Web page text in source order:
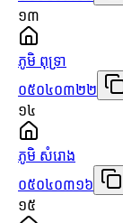
១៣
ភូមិ ពុទ្រា
០៥០៤០៣២២
១៤
ភូមិ សំរោង
០៥០៤០៣១៦
១៥